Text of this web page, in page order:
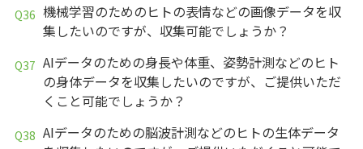
機械学習のためのヒトの表情などの画像データを収
集したいのですが、収集可能でしょうか？
AIデータのための身長や体重、姿勢計測などのヒト
の身体データを収集したいのですが、ご提供いただ
くこと可能でしょうか？
AIデータのための脳波計測などのヒトの生体データ